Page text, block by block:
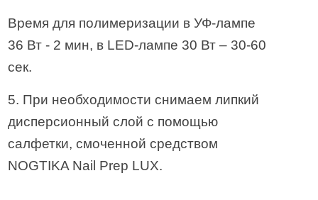
Время для полимеризации в УФ-лампе
36 Вт - 2 мин, в LED-лампе 30 Вт – 30-60
сек.
5. При необходимости снимаем липкий
дисперсионный слой с помощью
салфетки, смоченной средством
NOGTIKA Nail Prep LUX.